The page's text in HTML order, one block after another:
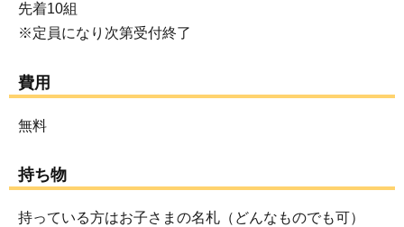
先着10組
※定員になり次第受付終了
費用
無料
持ち物
持っている方はお子さまの名札（どんなものでも可）